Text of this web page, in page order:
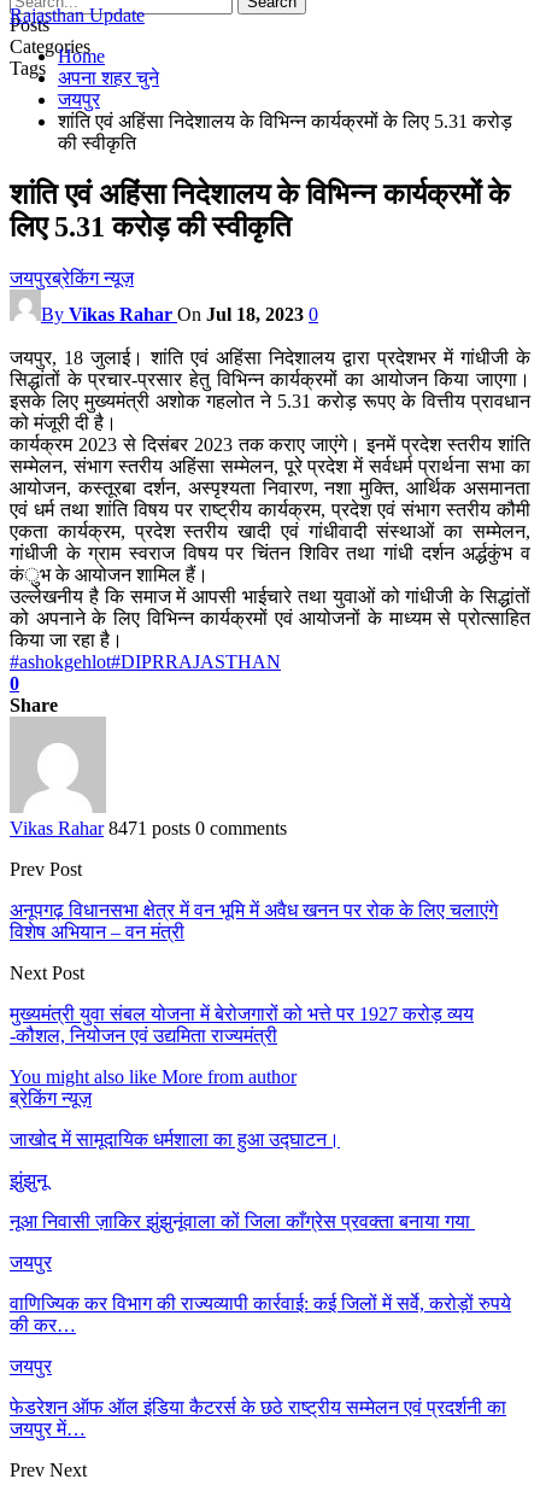
Posts
Categories
Tags
Rajasthan Update
Home
अपना शहर चुने
जयपुर
शांति एवं अहिंसा निदेशालय के विभिन्न कार्यक्रमों के लिए 5.31 करोड़
की स्वीकृति
शांति एवं अहिंसा निदेशालय के विभिन्न कार्यक्रमों के
लिए 5.31 करोड़ की स्वीकृति
जयपुरब्रेकिंग न्यूज़
By Vikas Rahar On Jul 18, 2023 0
जयपुर, 18 जुलाई। शांति एवं अहिंसा निदेशालय द्वारा प्रदेशभर में गांधीजी के
सिद्धांतों के प्रचार-प्रसार हेतु विभिन्न कार्यक्रमों का आयोजन किया जाएगा।
इसके लिए मुख्यमंत्री अशोक गहलोत ने 5.31 करोड़ रूपए के वित्तीय प्रावधान
को मंजूरी दी है।
कार्यक्रम 2023 से दिसंबर 2023 तक कराए जाएंगे। इनमें प्रदेश स्तरीय शांति
सम्मेलन, संभाग स्तरीय अहिंसा सम्मेलन, पूरे प्रदेश में सर्वधर्म प्रार्थना सभा का
आयोजन, कस्तूरबा दर्शन, अस्पृश्यता निवारण, नशा मुक्ति, आर्थिक असमानता
एवं धर्म तथा शांति विषय पर राष्ट्रीय कार्यक्रम, प्रदेश एवं संभाग स्तरीय कौमी
एकता कार्यक्रम, प्रदेश स्तरीय खादी एवं गांधीवादी संस्थाओं का सम्मेलन,
गांधीजी के ग्राम स्वराज विषय पर चिंतन शिविर तथा गांधी दर्शन अर्द्धकुंभ व
कंुभ के आयोजन शामिल हैं।
उल्लेखनीय है कि समाज में आपसी भाईचारे तथा युवाओं को गांधीजी के सिद्धांतों
को अपनाने के लिए विभिन्न कार्यक्रमों एवं आयोजनों के माध्यम से प्रोत्साहित
किया जा रहा है।
#ashokgehlot#DIPRRAJASTHAN
0
Share
Vikas Rahar 8471 posts 0 comments
Prev Post
अनूपगढ़ विधानसभा क्षेत्र में वन भूमि में अवैध खनन पर रोक के लिए चलाएंगे
विशेष अभियान – वन मंत्री
Next Post
मुख्यमंत्री युवा संबल योजना में बेरोजगारों को भत्ते पर 1927 करोड़ व्यय
-कौशल, नियोजन एवं उद्यमिता राज्यमंत्री
You might also like More from author
ब्रेकिंग न्यूज़
जाखोद में सामूदायिक धर्मशाला का हुआ उद्घाटन।
झुंझुनू
नूआ निवासी ज़ाकिर झुंझुनूंवाला कों जिला काँग्रेस प्रवक्ता बनाया गया
जयपुर
वाणिज्यिक कर विभाग की राज्यव्यापी कार्रवाई: कई जिलों में सर्वे, करोड़ों रुपये
की कर…
जयपुर
फेडरेशन ऑफ ऑल इंडिया कैटरर्स के छठे राष्ट्रीय सम्मेलन एवं प्रदर्शनी का
जयपुर में…
Prev Next